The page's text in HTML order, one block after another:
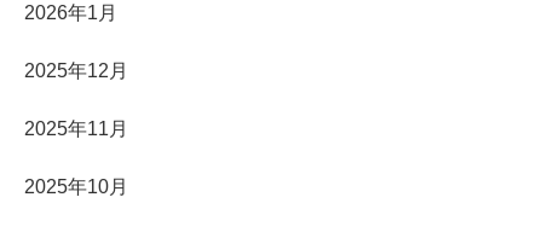
2026年1月
2025年12月
2025年11月
2025年10月